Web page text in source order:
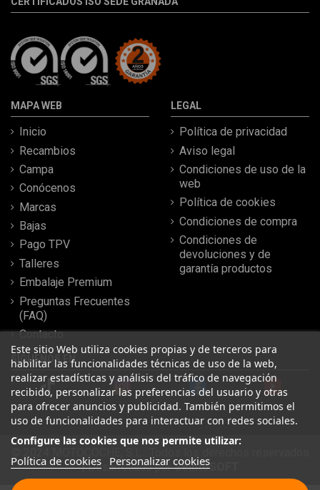
Leer más reseñas
MAPA WEB
Inicio
Recambios
Campa
Conócenos
Marcas
Bajas
Pago TPV
Talleres
Embalaje Premium
Preguntas Frecuentes
(FAQ)
Contacto
LEGAL
Política de privacidad
Aviso legal
Condiciones de uso de la
web
Política de cookies
Condiciones de compra
Condiciones de
devoluciones y de
garantía productos
Este sitio Web utiliza cookies propias y de terceros para
habilitar las funcionalidades técnicas de uso de la web,
realizar estadísticas y análisis del tráfico de navegación
recibido, personalizar las preferencias del usuario y otras
para ofrecer anuncios y publicidad. También permitimos el
uso de funcionalidades para interactuar con redes sociales.
Configure las cookies que nos permite utilizar:
Política de cookies Personalizar cookies
SÍGUENOS EN
| Desarrollado porSeintoSOFT